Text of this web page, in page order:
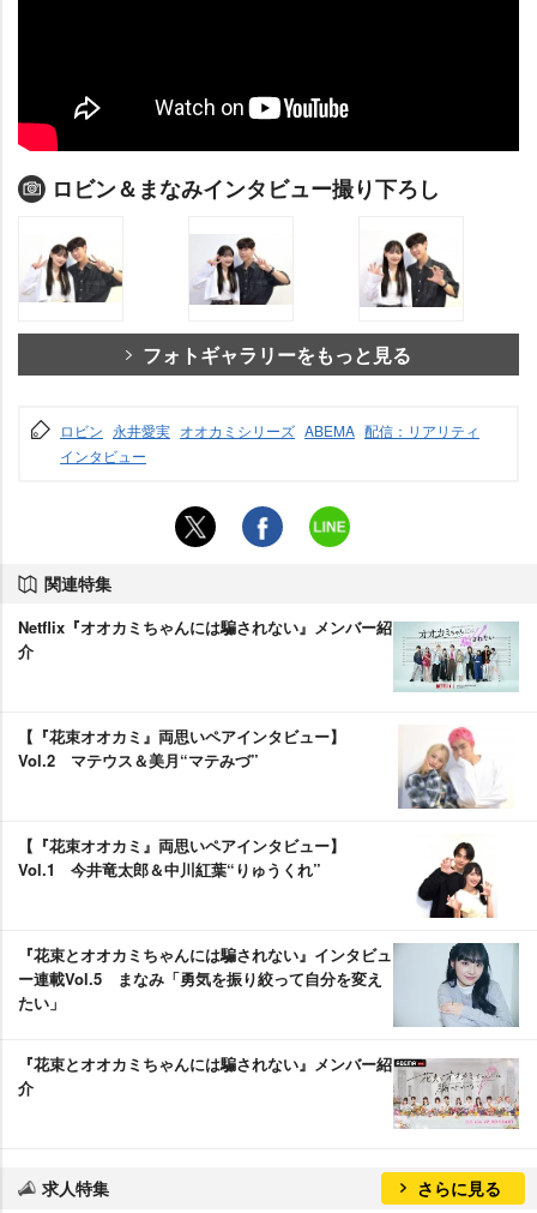
ロビン＆まなみインタビュー撮り下ろし
フォトギャラリーをもっと見る
ロビン 永井愛実 オオカミシリーズ ABEMA 配信：リアリティ
インタビュー
関連特集
Netflix『オオカミちゃんには騙されない』メンバー紹
介
【『花束オオカミ』両思いペアインタビュー】
Vol.2 マテウス＆美月“マテみづ”
【『花束オオカミ』両思いペアインタビュー】
Vol.1 今井竜太郎＆中川紅葉“りゅうくれ”
『花束とオオカミちゃんには騙されない』インタビュ
ー連載Vol.5 まなみ「勇気を振り絞って自分を変え
たい」
『花束とオオカミちゃんには騙されない』メンバー紹
介
求人特集 さらに見る